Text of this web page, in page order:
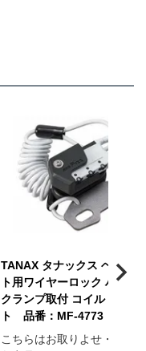
TANAX タナックス ヘルメッ
ト用ワイヤーロック ハンド
クランプ取付 コイル ホワイ
ト 品番：MF-4773
こちらはお取りよせ・予約対